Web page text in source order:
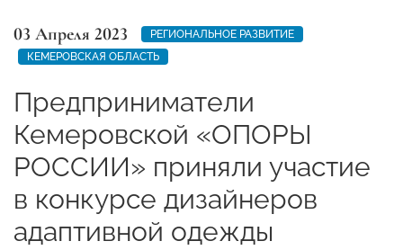
03 Апреля 2023
РЕГИОНАЛЬНОЕ РАЗВИТИЕ
КЕМЕРОВСКАЯ ОБЛАСТЬ
Предприниматели
Кемеровской «ОПОРЫ
РОССИИ» приняли участие
в конкурсе дизайнеров
адаптивной одежды